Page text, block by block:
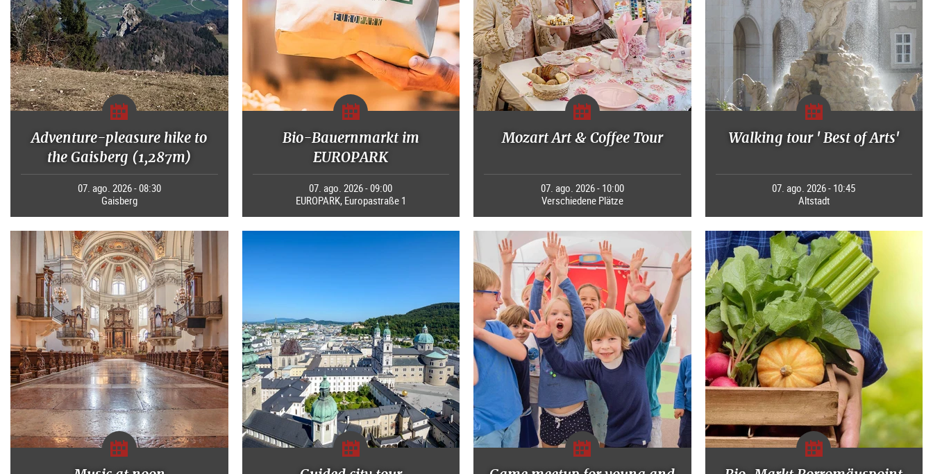
Adventure-pleasure hike to
the Gaisberg (1,287m)
07. ago. 2026 - 08:30
Gaisberg
Bio-Bauernmarkt im
EUROPARK
07. ago. 2026 - 09:00
EUROPARK, Europastraße 1
Mozart Art & Coffee Tour
07. ago. 2026 - 10:00
Verschiedene Plätze
Walking tour ' Best of Arts'
07. ago. 2026 - 10:45
Altstadt